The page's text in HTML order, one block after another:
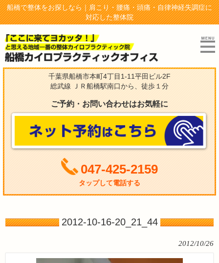
船橋で整体をお探しなら｜肩こり・腰痛・頭痛・自律神経失調症に
対応した整体院
千葉県船橋市本町4丁目1-11平田ビル2F
総武線 ＪＲ船橋駅南口から、徒歩１分
ご予約・お問い合わせはお気軽に
047-425-2159
タップして電話する
2012-10-16-20_21_44
2012/10/26